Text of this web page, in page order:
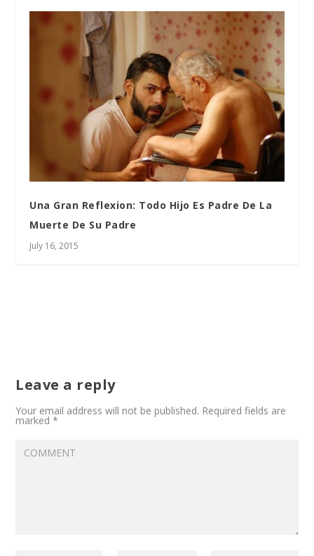
Una Gran Reflexion: Todo Hijo Es Padre De La
Muerte De Su Padre
July 16, 2015
Leave a reply
Your email address will not be published. Required fields are
marked*